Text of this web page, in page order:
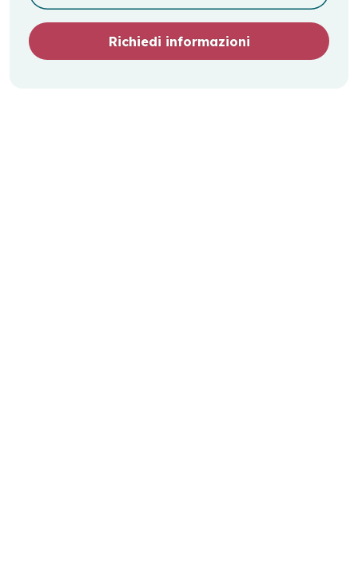
Richiedi informazioni